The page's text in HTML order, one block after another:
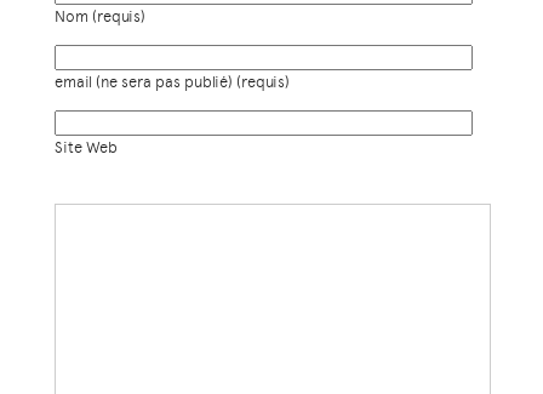
Nom (requis)
email (ne sera pas publié) (requis)
Site Web